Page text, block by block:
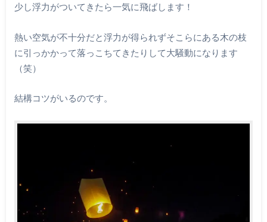
少し浮力がついてきたら一気に飛ばします！
熱い空気が不十分だと浮力が得られずそこらにある木の枝
に引っかかって落っこちてきたりして大騒動になります
（笑）
結構コツがいるのです。